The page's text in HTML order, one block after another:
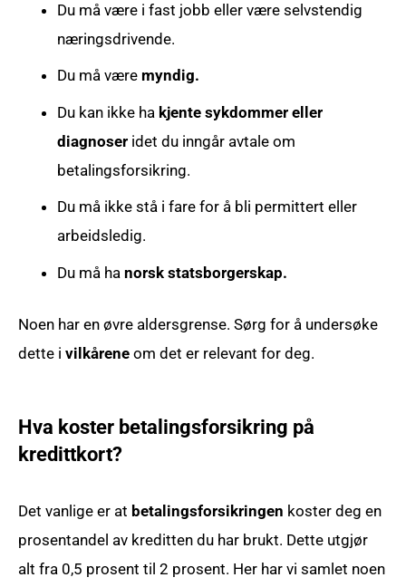
Du må være i fast jobb eller være selvstendig
næringsdrivende.
Du må være myndig.
Du kan ikke ha kjente sykdommer eller
diagnoseridet du inngår avtale om
betalingsforsikring.
Du må ikke stå i fare for å bli permittert eller
arbeidsledig.
Du må ha norsk statsborgerskap.
Noen har en øvre aldersgrense. Sørg for å undersøke
dette ivilkåreneom det er relevant for deg.
Hva koster betalingsforsikring på
kredittkort?
Det vanlige er at betalingsforsikringen koster deg en
prosentandel av kreditten du har brukt. Dette utgjør
alt fra 0,5 prosent til 2 prosent. Her har vi samlet noen